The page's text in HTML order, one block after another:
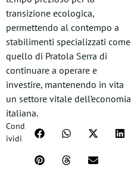
transizione ecologica,
permettendo al contempo a
stabilimenti specializzati come
quello di Pratola Serra di
continuare a operare e
investire, mantenendo in vita
un settore vitale dell’economia
italiana.
Cond
ividi